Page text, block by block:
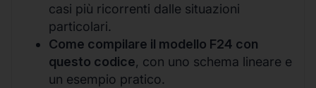
casi più ricorrenti dalle situazioni
particolari.
Come compilare il modello F24 con
questo codice, con uno schema lineare e
un esempio pratico.